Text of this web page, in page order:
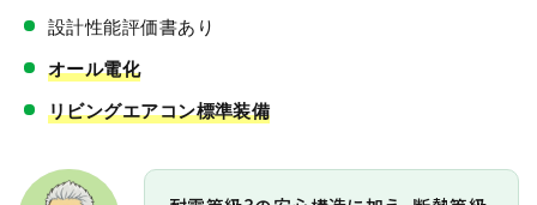
設計性能評価書あり
オール電化
リビングエアコン標準装備